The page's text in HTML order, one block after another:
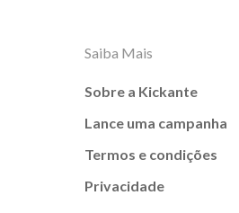
Saiba Mais
Sobre a Kickante
Lance uma campanha
Termos e condições
Privacidade